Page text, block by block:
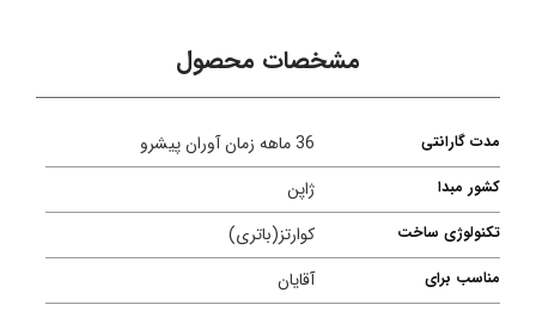
مشخصات محصول
مدت گارانتی 36 ماهه زمان آوران پیشرو
کشور مبدا ژاپن
تکنولوژی ساخت کوارتز(باتری)
مناسب برای آقایان